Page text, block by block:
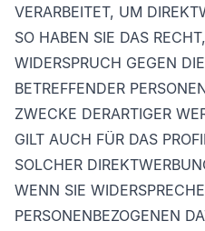
VERARBEITET, UM
SO HABEN SIE DAS
WIDERSPRUCH GEGEN
BETREFFENDER
ZWECKE DERARTIGER
GILT AUCH FÜR DAS
SOLCHER
WENN SIE
PERSONENBEZOGENEN